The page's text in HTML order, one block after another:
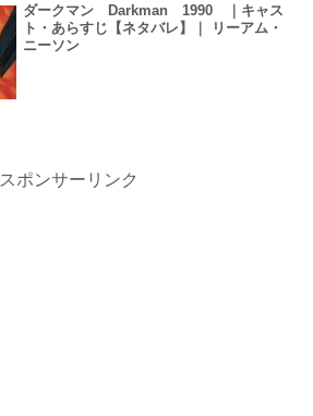
ダークマン Darkman 1990 ｜キャス
ト・あらすじ【ネタバレ】｜ リーアム・
ニーソン
スポンサーリンク